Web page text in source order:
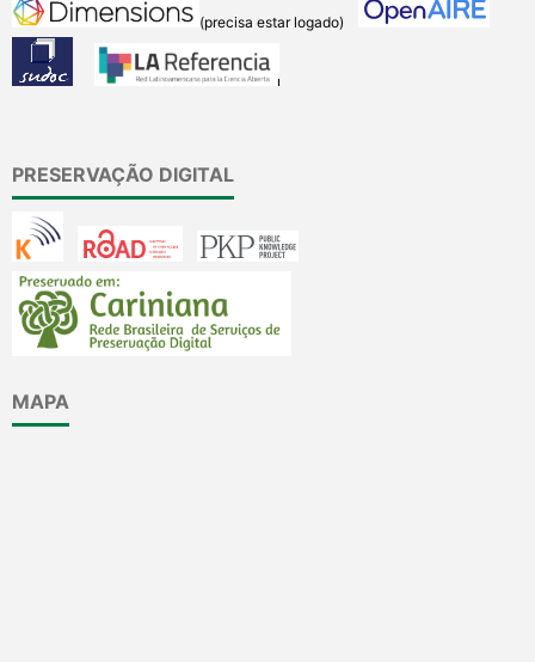
(precisa estar logado)
PRESERVAÇÃO DIGITAL
MAPA